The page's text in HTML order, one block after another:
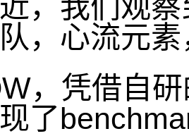
，我们观
，心流元
，凭借自
了